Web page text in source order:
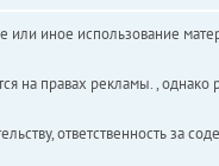
иное использование
правах рекламы. , однако
ответственность за